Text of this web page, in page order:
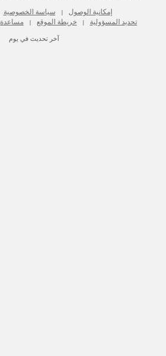
إمكانية الوصول | سياسة الخصوصية
تحديد المسؤولية | خريطة الموقع | مساعدة
آخر تحديث في يوم